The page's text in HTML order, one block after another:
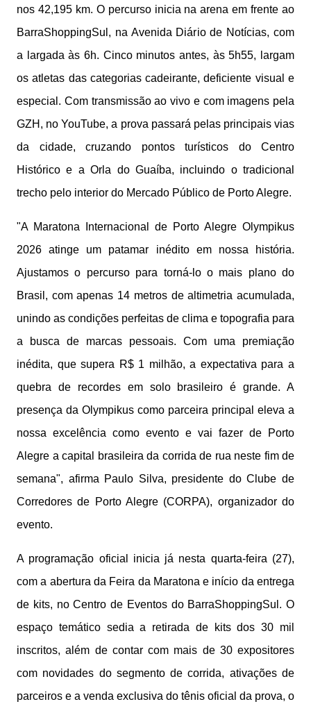
nos 42,195 km. O percurso inicia na arena em frente ao
BarraShoppingSul, na Avenida Diário de Notícias, com
a largada às 6h. Cinco minutos antes, às 5h55, largam
os atletas das categorias cadeirante, deficiente visual e
especial. Com transmissão ao vivo e com imagens pela
GZH, no YouTube, a prova passará pelas principais vias
da cidade, cruzando pontos turísticos do Centro
Histórico e a Orla do Guaíba, incluindo o tradicional
trecho pelo interior do Mercado Público de Porto Alegre.
"A Maratona Internacional de Porto Alegre Olympikus
2026 atinge um patamar inédito em nossa história.
Ajustamos o percurso para torná-lo o mais plano do
Brasil, com apenas 14 metros de altimetria acumulada,
unindo as condições perfeitas de clima e topografia para
a busca de marcas pessoais. Com uma premiação
inédita, que supera R$ 1 milhão, a expectativa para a
quebra de recordes em solo brasileiro é grande. A
presença da Olympikus como parceira principal eleva a
nossa excelência como evento e vai fazer de Porto
Alegre a capital brasileira da corrida de rua neste fim de
semana", afirma Paulo Silva, presidente do Clube de
Corredores de Porto Alegre (CORPA), organizador do
evento.
A programação oficial inicia já nesta quarta-feira (27),
com a abertura da Feira da Maratona e início da entrega
de kits, no Centro de Eventos do BarraShoppingSul. O
espaço temático sedia a retirada de kits dos 30 mil
inscritos, além de contar com mais de 30 expositores
com novidades do segmento de corrida, ativações de
parceiros e a venda exclusiva do tênis oficial da prova, o